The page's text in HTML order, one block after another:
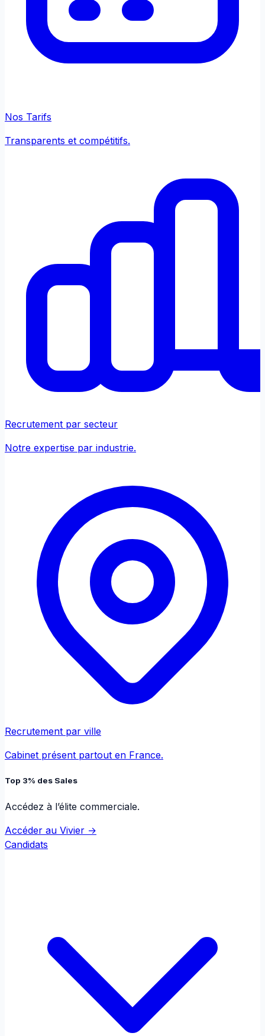
Nos Tarifs
Transparents et compétitifs.
Recrutement par secteur
Notre expertise par industrie.
Recrutement par ville
Cabinet présent partout en France.
Top 3% des Sales
Accédez à l’élite commerciale.
Accéder au Vivier →
Candidats